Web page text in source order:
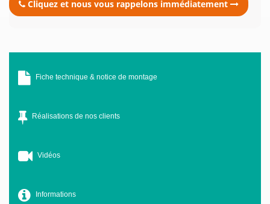
Cliquez et nous vous rappelons immédiatement
Fiche technique & notice de montage
Réalisations de nos clients
Vidéos
Informations